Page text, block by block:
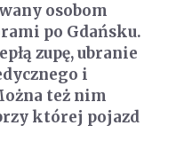
osobom
po Gdańsku.
zupę, ubranie
i
też nim
której pojazd